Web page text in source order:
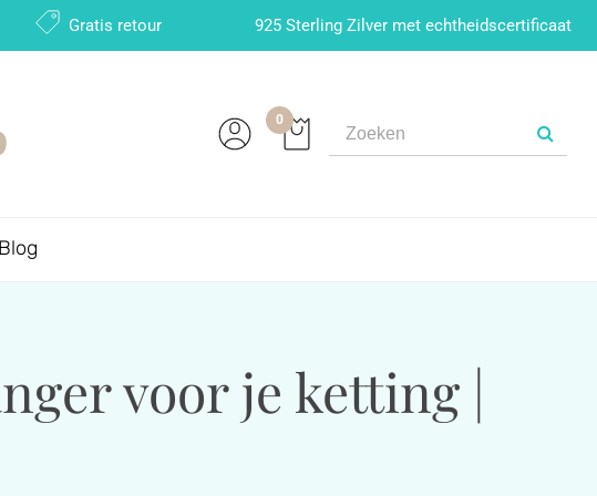
Gratis retour 925 Sterling Zilver met echtheidscertificaat
0
Blog
voor je ketting |